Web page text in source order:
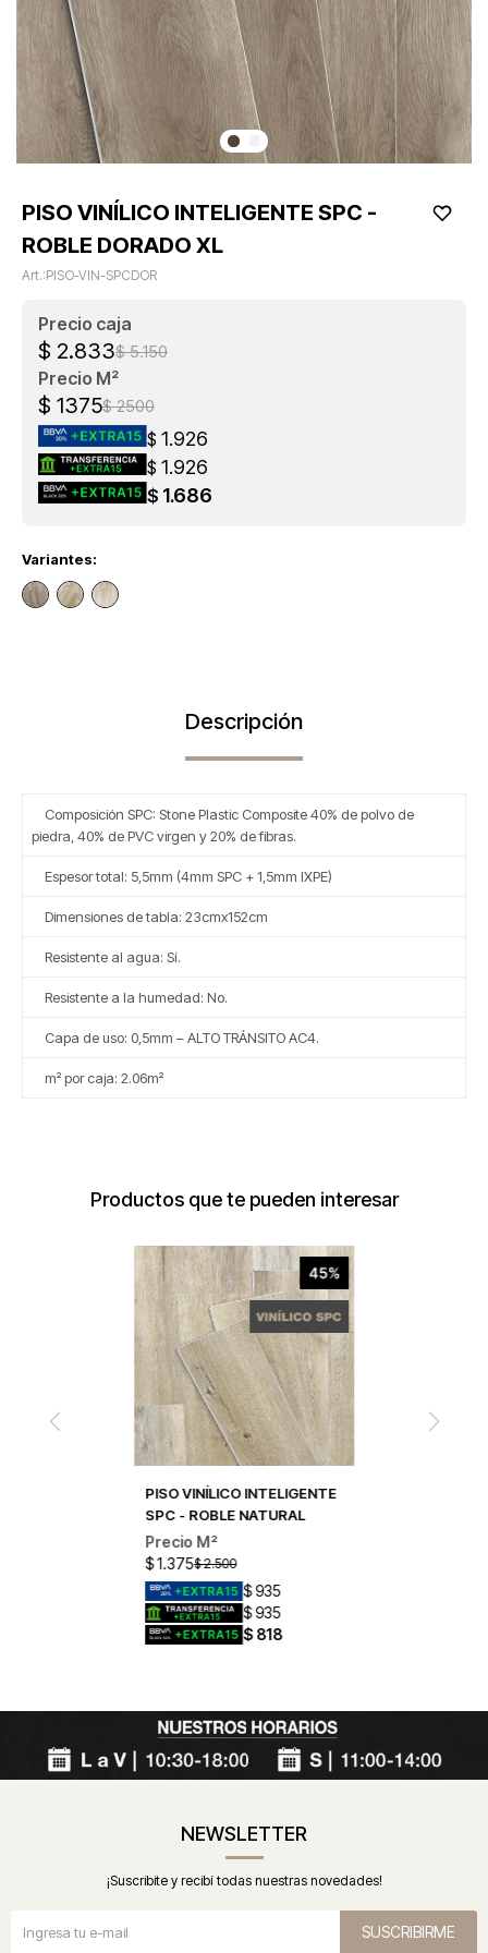
PISO VINÍLICO INTELIGENTE SPC -
ROBLE DORADO XL
PISO-VIN-SPCDOR
$ 2.833$ 5.150
$ 1375$2500
$ 1.926
$ 1.926
$ 1.686
Variantes:
Descripción
Composición SPC: Stone Plastic Composite 40% de polvo de
piedra, 40% de PVC virgen y 20% de fibras.
Espesor total: 5,5mm (4mm SPC + 1,5mm IXPE)
Dimensiones de tabla: 23cmx152cm
Resistente al agua: Sí.
Resistente a la humedad: No.
Capa de uso: 0,5mm – ALTO TRÁNSITO AC4.
m² por caja: 2.06m²
Productos que te pueden interesar
PISO VINÍLICO INTELIGENTE
SPC - ROBLE NATURAL
$1.375$ 2.500
$935
$935
$ 818
NEWSLETTER
¡Suscribite y recibí todas nuestras novedades!
SUSCRIBIRME